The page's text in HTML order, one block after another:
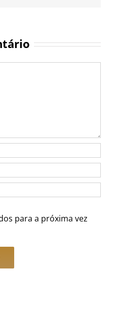
para a próxima vez